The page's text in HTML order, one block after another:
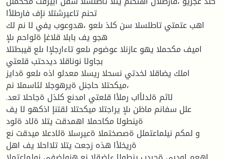
تحنم تاعيرشتلا نإف فارطلأا
اهب عتمتي تاطلسلا سن كلذ ىلعو ،هدوعوب يفي لا نم لك
هجو يف بابلا قلاغإ ةلواحم ىلإ
اميف مكحملا يهو عازنلا عوضوم ىلعو تاءارجلإا ىلع قيبطتلا
بجاولا نوناقلا ديدحتب قلعتي
املك يضاقلا لخدتي نسحلا ريسلا معدلو اذه ىلعو ةدايز
،ميكحتلا حاجنل ةيرهوجلا لئاسملا نم
.لاثم ةلدلأاب رملأا قلعتي امدنع كلذل ةجاحلا تعد
علل سفانم ماظن ىلإ يراجتلا ميكحتلا لقتنإ اذكهو لا يف
ةينطولا مكاحملا اهمدقت يتلا ةلاد ةلود
و لمكم نيلماعتملل ةصصختملا ةعيرسلا ةلادعلا ميدقت نع
ةريخلأا هذه زجعت يتلا تلااحلا يف اهل